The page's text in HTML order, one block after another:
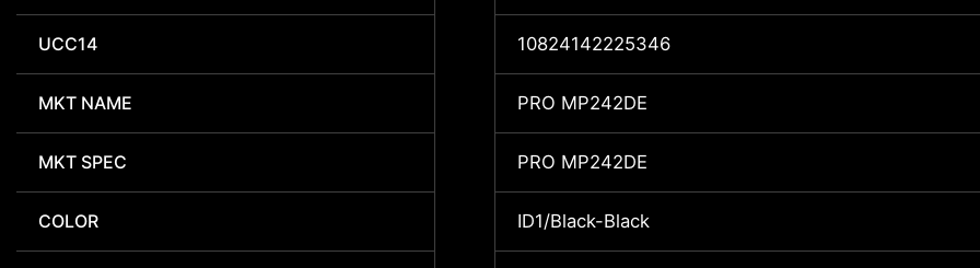
UCC14 10824142225346
MKT NAME PRO MP242DE
MKT SPEC PRO MP242DE
COLOR ID1/Black-Black